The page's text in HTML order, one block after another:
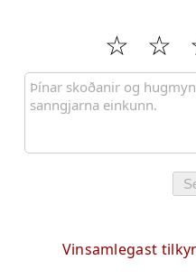
Vinsamlegast